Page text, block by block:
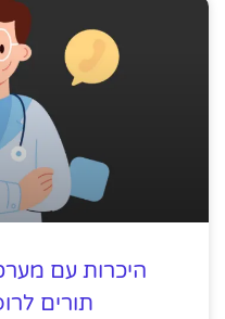
היכרות עם
תורים